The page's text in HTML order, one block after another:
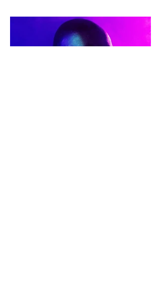
experiencia del cáncer de mama y a sus
familias, además de impulsar la detección
temprana, porque la información también